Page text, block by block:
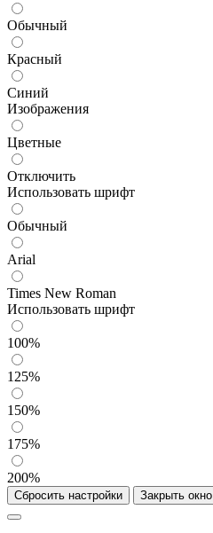
Обычный
Красный
Синий
Изображения
Цветные
Отключить
Использовать шрифт
Обычный
Arial
Times New Roman
Использовать шрифт
100%
125%
150%
175%
200%
Сбросить настройки Закрыть окно